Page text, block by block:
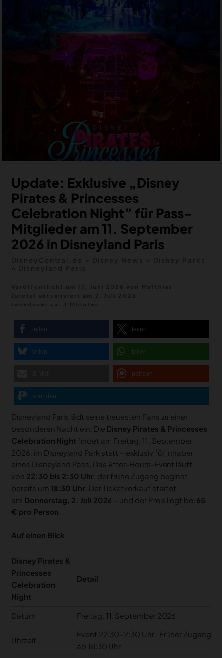
DEALS
MEIN HQ
Update: Exklusive „Disney
Pirates & Princesses
Celebration Night” für Pass-
Mitglieder am 11. September
2026 in Disneyland Paris
teilen teilen
teilen teilen
patreon
spenden
Disneyland Paris lädt seine treuesten Fans zu einer
besonderen Nacht ein: Die Disney Pirates & Princesses
Celebration Night findet am Freitag, 11. September
2026, im Disneyland Park statt – exklusiv für Inhaber
eines Disneyland Pass. Das After-Hours-Event läuft
von 22:30 bis 2:30 Uhr , der frühe Zugang beginnt
bereits um 18:30 Uhr . Der Ticketverkauf startet
am Donnerstag, 2. Juli 2026 – und der Preis liegt bei 65
€ pro Person
Auf einen Blick
Disney Pirates &
Princesses
Celebration
Night
Detail
Datum Freitag, 11. September 2026
Uhrzeit
Event 22:30–2:30 Uhr · Früher Zugang
ab 18:30 Uhr